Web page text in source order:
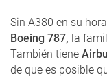
Sin A380 en su
Boeing 787, la
También tiene
de que es posible